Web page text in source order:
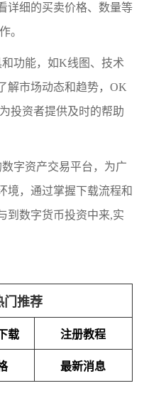
详细的买卖价格、数量等
。
功能，如K线图、技术
解市场动态和趋势，OK
投资者提供及时的帮助
字资产交易平台，为广
境，通过掌握下载流程和
到数字货币投资中来,实
门推荐
载 注册教程
最新消息